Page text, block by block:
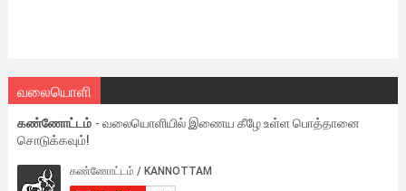
வலையொளி
கண்ணோட்டம் - வலையொளியில் இணைய கீழே உள்ள பொத்தானை
சொடுக்கவும்!